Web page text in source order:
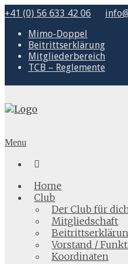
+41 (0) 56 633 42 06
Mimo-Doppel
Beitrittserklärung
Mitgliederbereich
TCB – Reglemente
Menu

Home
Club
Der Club für
Mitgliedschaft
Vorstand /
Koordinaten